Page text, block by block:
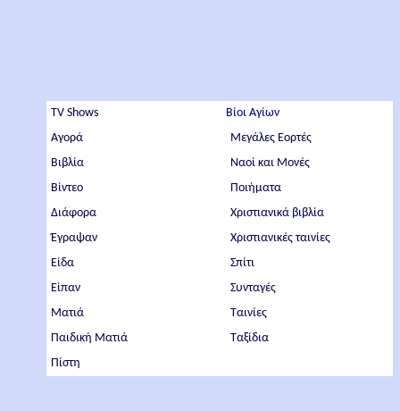
TV Shows
Αγορά
Βιβλία
Βίντεο
Διάφορα
Έγραψαν
Είδα
Είπαν
Ματιά
Παιδική Ματιά
Πίστη
Βίοι Αγίων
Μεγάλες Εορτές
Ναοί και Μονές
Ποιήματα
Χριστιανικά βιβλία
Χριστιανικές ταινίες
Σπίτι
Συνταγές
Ταινίες
Ταξίδια